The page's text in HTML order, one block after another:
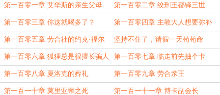
第一百零一章 艾华斯的亲生父母 第一百零二章 绞刑王都铎三世
第一百零三章 你这就喝多了？ 第一百零四章 主教大人想要弥补
第一百零五章 劳合社的约克·福尔
摩斯
坚持不住了，请假一天苟苟命
第一百零六章 狐狸总是很擅长骗人
的
第一百零七章 临走前先抽个卡
第一百零八章 夏洛克的葬礼 第一百零九章 劳合亲王
第一百一十章 莫里亚蒂之死 第一百一十一章 博卡副会长